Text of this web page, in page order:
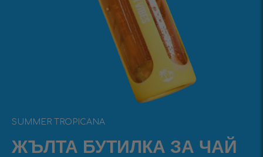
SUMMER TROPICANA
ЖЪЛТА БУТИЛКА ЗА ЧАЙ